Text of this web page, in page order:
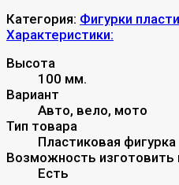
Категория: Фигурки
Характеристики:
Высота
100 мм.
Вариант
Авто, вело, мото
Тип товара
Пластиковая фигурка
Возможность изготовить
Есть